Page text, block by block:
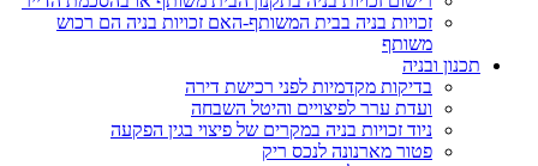
זכויות בניה בבית המשותף-האם זכויות בניה הם רכוש
משותף
תכנון ובניה
בדיקות מקדמיות לפני רכישת דירה
ועדת ערר לפיצויים והיטל השבחה
ניוד זכויות בניה במקרים של פיצוי בגין הפקעה
פטור מארנונה לנכס ריק